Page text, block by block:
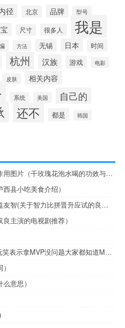
径 北京 品牌 型号
尺寸 很多人 我是
方法 无锡 日本 时间
杭州 汉族 游戏 电影
皮肤 相关内容
系统 美国 自己的
还不 都是 韩国
干玫瑰花泡水喝的功效与作用图片（干玫瑰花泡水喝的功效与作用）
县小吃美食介绍）
智力比拼晋升应试的良师益友智(关于智力比拼晋升应试的良师益友智的简介)
主演的电视剧推荐）
FPX九连胜 赛后Doinb开玩笑表示拿MVP没问题大家都知道MVP应该给我
意思）